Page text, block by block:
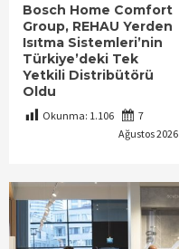
Bosch Home Comfort
Group, REHAU Yerden
Isıtma Sistemleri’nin
Türkiye’deki Tek
Yetkili Distribütörü
Oldu
Okunma: 1.106
7
Ağustos 2026